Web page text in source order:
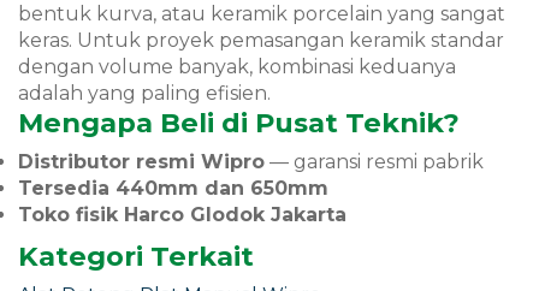
bentuk kurva, atau keramik porcelain yang sangat
keras. Untuk proyek pemasangan keramik standar
dengan volume banyak, kombinasi keduanya
adalah yang paling efisien.
Mengapa Beli di Pusat Teknik?
Distributor resmi Wipro — garansi resmi pabrik
Tersedia 440mm dan 650mm
Toko fisik Harco Glodok Jakarta
Kategori Terkait